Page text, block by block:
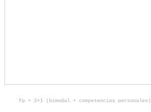
Fp = 2+1 (bimodal + competencias personales)